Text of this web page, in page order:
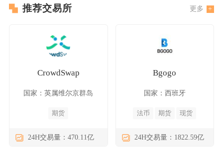
推荐交易所 更多
CrowdSwap
国家：英属维尔京群岛
期货
24H交易量：470.11亿
Bgogo
国家：西班牙
法币 期货 现货
24H交易量：1822.59亿